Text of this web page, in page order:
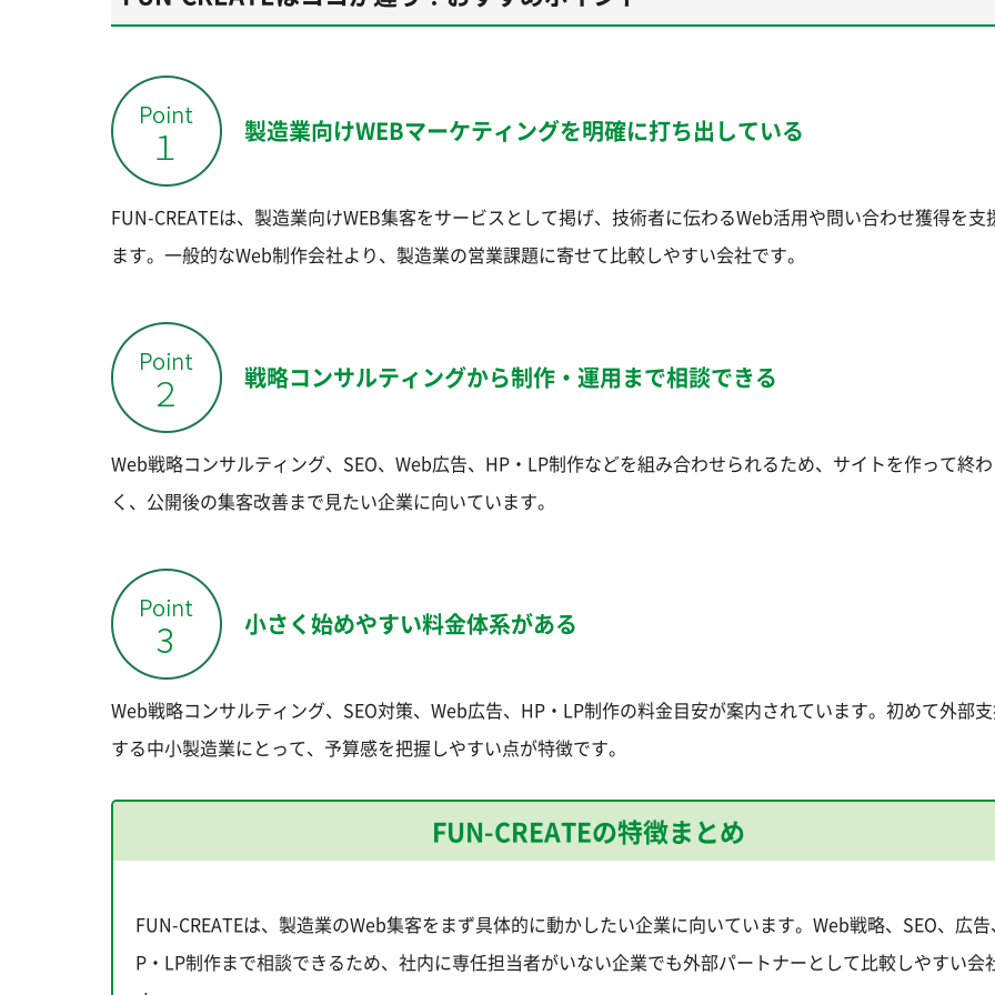
製造業向けWEBマーケティングを明確に打ち出している
FUN-CREATEは、製造業向けWEB集客をサービスとして掲げ、技術者に伝わるWeb活用や問い合わせ獲得を支
ます。一般的なWeb制作会社より、製造業の営業課題に寄せて比較しやすい会社です。
戦略コンサルティングから制作・運用まで相談できる
Web戦略コンサルティング、SEO、Web広告、HP・LP制作などを組み合わせられるため、サイトを作って終
く、公開後の集客改善まで見たい企業に向いています。
小さく始めやすい料金体系がある
Web戦略コンサルティング、SEO対策、Web広告、HP・LP制作の料金目安が案内されています。初めて外部
する中小製造業にとって、予算感を把握しやすい点が特徴です。
FUN-CREATEの特徴まとめ
FUN-CREATEは、製造業のWeb集客をまず具体的に動かしたい企業に向いています。Web戦略、SEO、広告
P・LP制作まで相談できるため、社内に専任担当者がいない企業でも外部パートナーとして比較しやすい会